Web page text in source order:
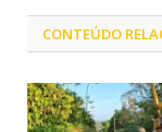
CONTEÚDO